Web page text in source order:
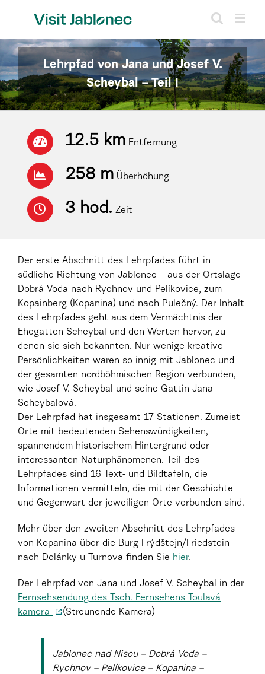
Lehrpfad von Jana und Josef V.
Scheybal – Teil I
12.5 km Entfernung
258 m Überhöhung
3 hod. Zeit
Der erste Abschnitt des Lehrpfades führt in
südliche Richtung von Jablonec – aus der Ortslage
Dobrá Voda nach Rychnov und Pelíkovice, zum
Kopainberg (Kopanina) und nach Pulečný. Der Inhalt
des Lehrpfades geht aus dem Vermächtnis der
Ehegatten Scheybal und den Werten hervor, zu
denen sie sich bekannten. Nur wenige kreative
Persönlichkeiten waren so innig mit Jablonec und
der gesamten nordböhmischen Region verbunden,
wie Josef V. Scheybal und seine Gattin Jana
Scheybalová.
Der Lehrpfad hat insgesamt 17 Stationen. Zumeist
Orte mit bedeutenden Sehenswürdigkeiten,
spannendem historischem Hintergrund oder
interessanten Naturphänomenen. Teil des
Lehrpfades sind 16 Text- und Bildtafeln, die
Informationen vermitteln, die mit der Geschichte
und Gegenwart der jeweiligen Orte verbunden sind.
Mehr über den zweiten Abschnitt des Lehrpfades
von Kopanina über die Burg Frýdštejn/Friedstein
nach Dolánky u Turnova finden Sie hier.
Der Lehrpfad von Jana und Josef V. Scheybal in der
Fernsehsendung des Tsch. Fernsehens Toulavá
kamera
(Streunende Kamera)
Jablonec nad Nisou – Dobrá Voda –
Rychnov – Pelíkovice – Kopanina –